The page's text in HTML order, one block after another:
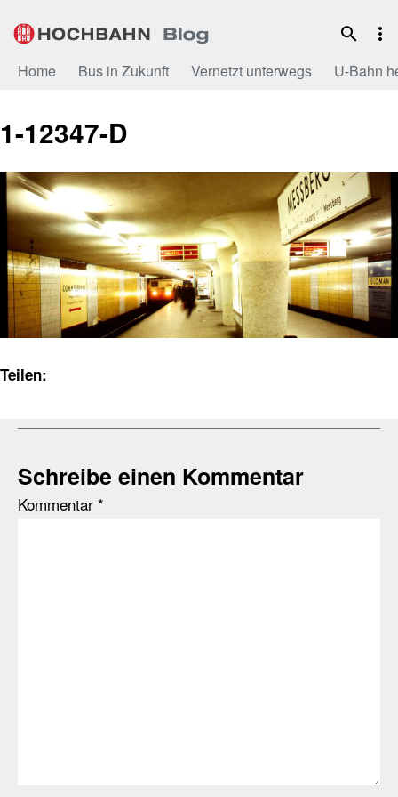
Inhalt
Home Bus in Zukunft Vernetzt unterwegs U-Bahn
1-12347-D
Teilen:
Schreibe einen Kommentar
Kommentar *